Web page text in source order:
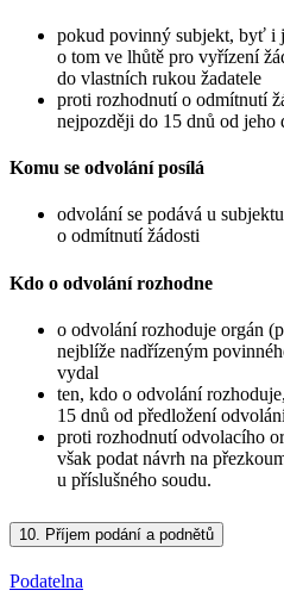
pokud povinný subjekt, byť i
o tom ve lhůtě pro vyřízení
do vlastních rukou žadatele
proti rozhodnutí o odmítnutí
nejpozději do 15 dnů od jeho
Komu se odvolání posílá
odvolání se podává u
o odmítnutí žádosti
Kdo o odvolání rozhodne
o odvolání rozhoduje orgán
nejblíže nadřízeným
vydal
ten, kdo o odvolání
15 dnů od předložení
proti rozhodnutí odvolacího
však podat návrh na
u příslušného soudu.
10. Příjem podání a podnětů
Podatelna